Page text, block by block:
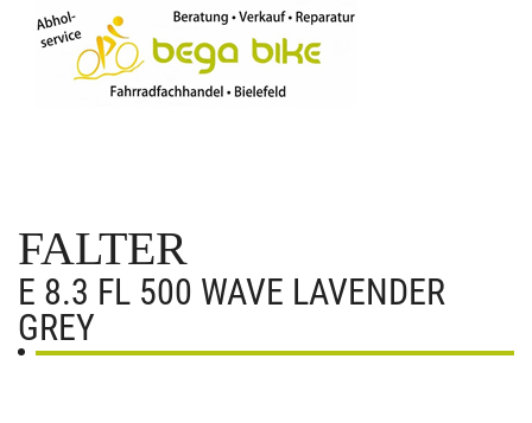
FALTER
E 8.3 FL 500 WAVE LAVENDER
GREY